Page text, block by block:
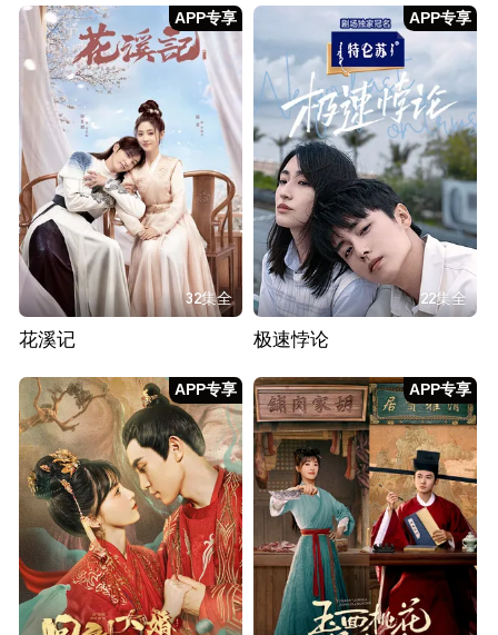
APP专享
32集全
花溪记
APP专享
22集全
极速悖论
APP专享 APP专享